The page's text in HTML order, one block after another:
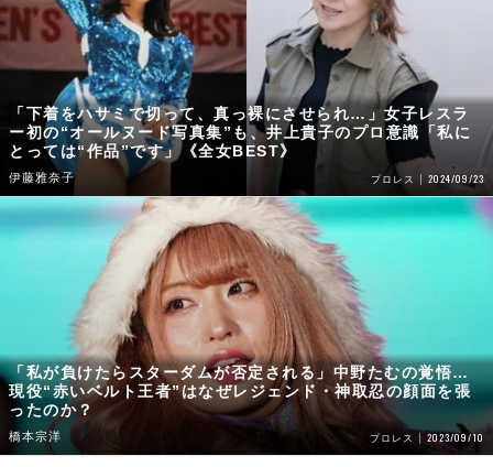
「下着をハサミで切って、真っ裸にさせられ…」女子レスラ
ー初の“オールヌード写真集”も、井上貴子のプロ意識「私に
とっては“作品”です」《全女BEST》
伊藤雅奈子 プロレス 2024/09/23
「私が負けたらスターダムが否定される」中野たむの覚悟…
現役“赤いベルト王者”はなぜレジェンド・神取忍の顔面を張
ったのか？
橋本宗洋 プロレス 2023/09/10